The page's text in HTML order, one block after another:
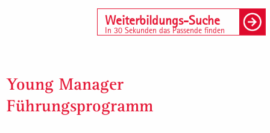
Weiterbildungs-Suche
In 30 Sekunden das Passende finden
Young Manager
Führungsprogramm